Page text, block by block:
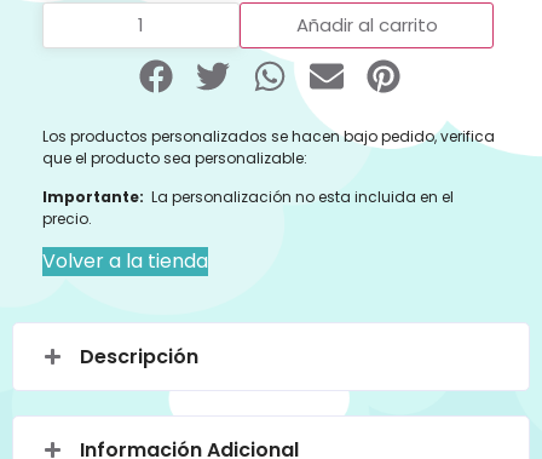
Añadir al carrito
Los productos personalizados se hacen bajo pedido, verifica
que el producto sea personalizable:
Importante: La personalización no esta incluida en el
precio.
Volver a la tienda
Descripción
Información Adicional